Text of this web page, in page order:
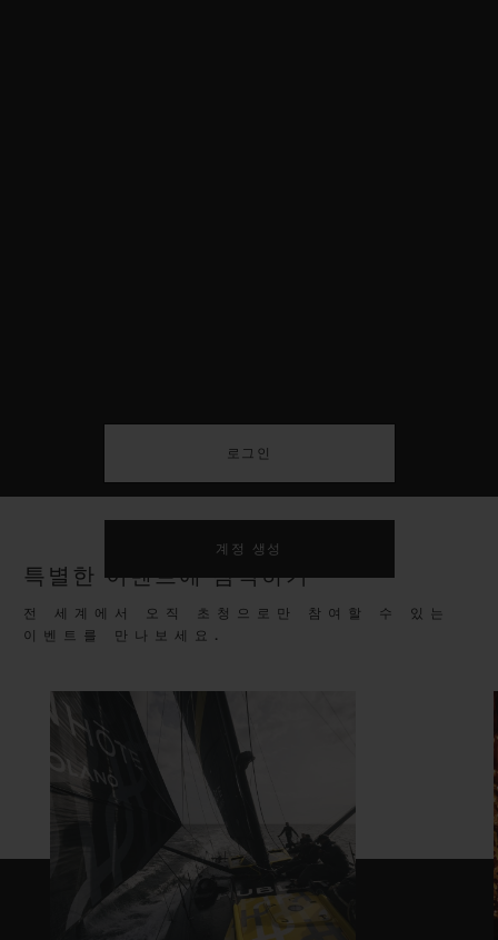
계정 생성
특별한 이벤트에 참석하기
전 세계에서 오직 초청으로만 참여할 수 있는
이벤트를 만나보세요.